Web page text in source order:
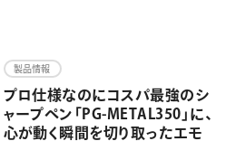
製品情報
プロ仕様なのにコスパ最強のシ
ャープペン「PG-METAL350」に、
心が動く瞬間を切り取ったエモ